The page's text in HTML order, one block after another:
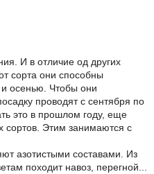
И в отличие од других
сорта они способны
и осенью. Чтобы они
проводят с сентября по
это в прошлом году, еще
сортов. Этим занимаются с
азотистыми составами. Из
походит навоз, перегной...